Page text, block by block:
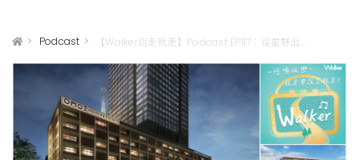
> Podcast >